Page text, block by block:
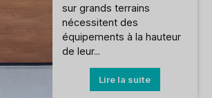
sur grands terrains
nécessitent des
équipements à la hauteur
de leur...
Lire la suite